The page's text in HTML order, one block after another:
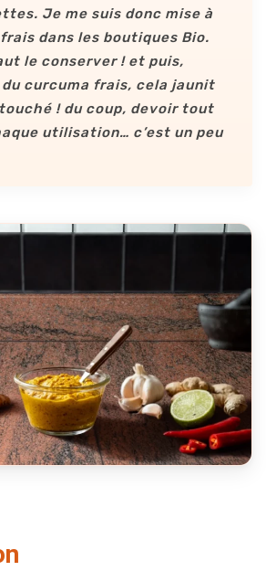
Je me suis donc mise à
dans les boutiques Bio.
le conserver ! et puis,
du curcuma frais, cela jaunit
! du coup, devoir tout
utilisation… c’est un peu